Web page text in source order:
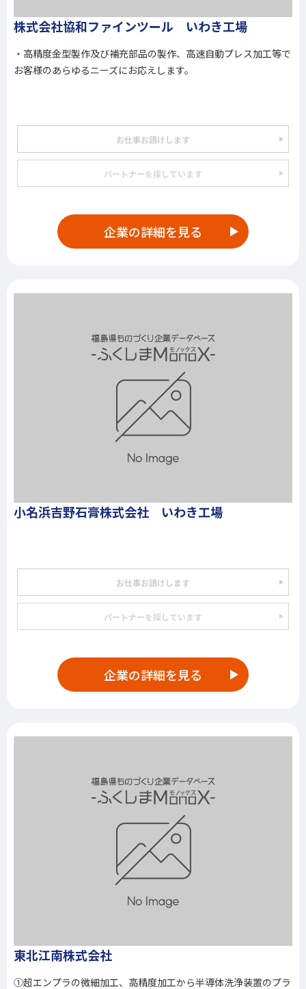
株式会社協和ファインツール いわき工場
・高精度金型製作及び補充部品の製作、高速自動プレス加工等で
お客様のあらゆるニーズにお応えします。
お仕事お請けします
パートナーを探しています
企業の詳細を見る
小名浜吉野石膏株式会社 いわき工場
お仕事お請けします
パートナーを探しています
企業の詳細を見る
東北江南株式会社
①超エンプラの微細加工、高精度加工から半導体洗浄装置のプラ